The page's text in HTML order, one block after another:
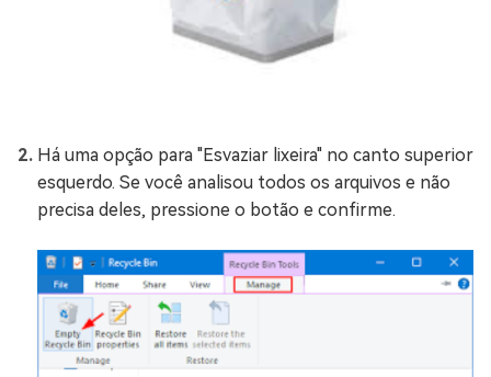
Há uma opção para "Esvaziar lixeira" no canto superior
esquerdo. Se você analisou todos os arquivos e não
precisa deles, pressione o botão e confirme.